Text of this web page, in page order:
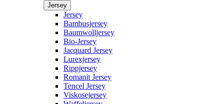
Jersey
Jersey
Bambusjersey
Baumwolljersey
Bio-Jersey
Jacquard Jersey
Lurexjersey
Rippjersey
Romanit Jersey
Tencel Jersey
Viskosejersey